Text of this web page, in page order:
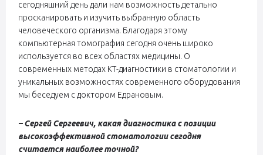
сегодняшний день дали нам возможность детально
просканировать и изучить выбранную область
человеческого организма. Благодаря этому
компьютерная томография сегодня очень широко
используется во всех областях медицины. О
современных методах КТ-диагностики в стоматологии и
уникальных возможностях современного оборудования
мы беседуем с доктором Едрановым.
– Сергей Сергеевич, какая диагностика с позиции
высокоэффективной стоматологии сегодня
считается наиболее точной?